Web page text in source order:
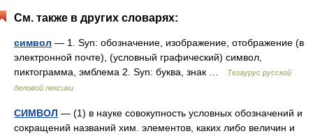
См. также в других словарях:
символ — 1. Syn: обозначение, изображение, отображение (в
электронной почте), (условный графический) символ,
пиктограмма, эмблема 2. Syn: буква, знак …
Тезаурус русской
деловой лексики
СИМВОЛ — (1) в науке совокупность условных обозначений и
сокращений названий хим. элементов, каких либо величин и